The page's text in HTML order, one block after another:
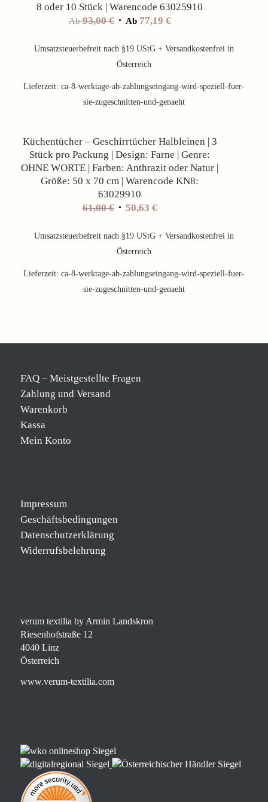
8 oder 10 Stück | Warencode 63025910
Ab93,00€ Ab 77,19 €
Umsatzsteuerbefreit nach §19 UStG + Versandkostenfrei in
Österreich
Lieferzeit: ca-8-werktage-ab-zahlungseingang-wird-speziell-fuer-
sie-zugeschnitten-und-genaeht
Küchentücher – Geschirrtücher Halbleinen | 3
Stück pro Packung | Design: Farne | Genre:
OHNE WORTE | Farben: Anthrazit oder Natur |
Größe: 50 x 70 cm | Warencode KN8:
63029910
61,00€ 50,63 €
Umsatzsteuerbefreit nach §19 UStG + Versandkostenfrei in
Österreich
Lieferzeit: ca-8-werktage-ab-zahlungseingang-wird-speziell-fuer-
sie-zugeschnitten-und-genaeht
FAQ – Meistgestellte Fragen
Zahlung und Versand
Warenkorb
Kassa
Mein Konto
Impressum
Geschäftsbedingungen
Datenschutzerklärung
Widerrufsbelehrung
verum textilia by Armin Landskron
Riesenhofstraße 12
4040 Linz
Österreich
www.verum-textilia.com